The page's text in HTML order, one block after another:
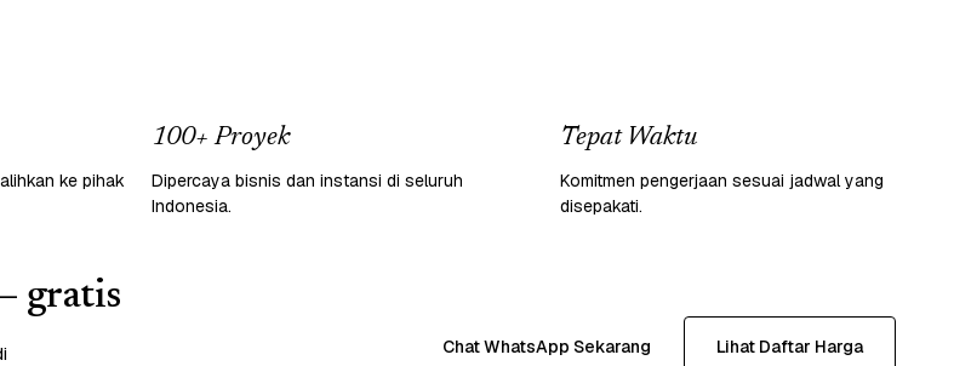
ke pihak
100+ Proyek
Dipercaya bisnis dan instansi di seluruh
Indonesia.
Tepat Waktu
Komitmen pengerjaan sesuai jadwal yang
disepakati.
gratis
Chat WhatsApp Sekarang Lihat Daftar Harga